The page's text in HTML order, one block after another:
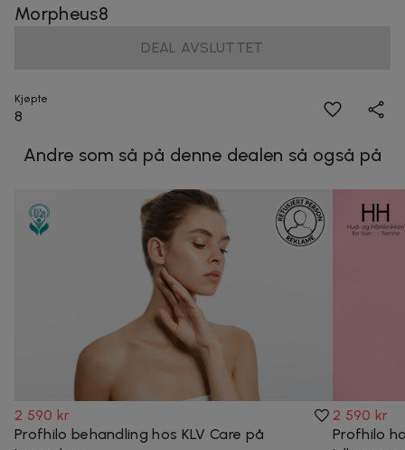
Morpheus8
DEAL AVSLUTTET
Kjøpte
8
Andre som så på denne dealen så også på
2 590 kr
Profhilo behandling hos KLV Care på
2 590 kr
Profhilo